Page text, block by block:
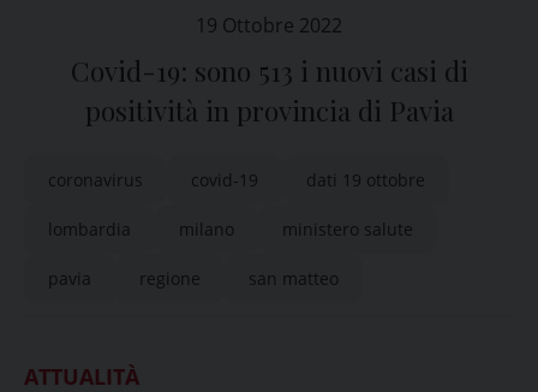
19 Ottobre 2022
Covid-19: sono 513 i nuovi casi di
positività in provincia di Pavia
coronavirus covid-19 dati 19 ottobre
lombardia milano ministero salute
pavia regione san matteo
ATTUALITÀ